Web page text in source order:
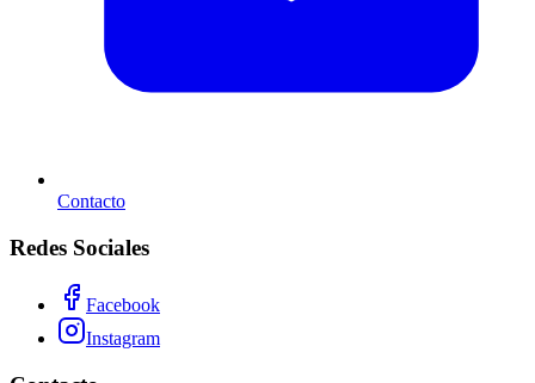
Contacto
Redes Sociales
Facebook
Instagram